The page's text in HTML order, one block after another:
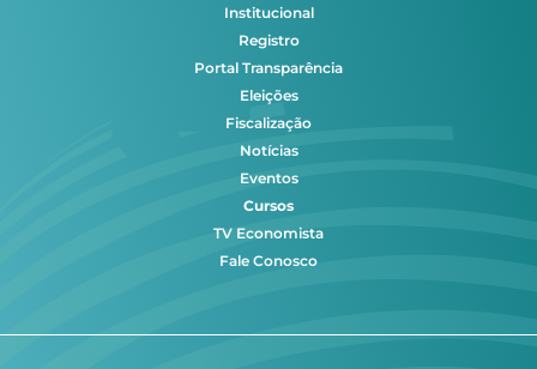
Institucional
Registro
Portal Transparência
Eleições
Fiscalização
Notícias
Eventos
Cursos
TV Economista
Fale Conosco